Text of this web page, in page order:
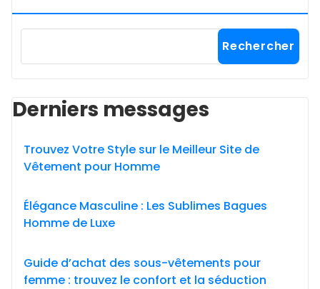
Rechercher
Derniers messages
Trouvez Votre Style sur le Meilleur Site de
Vêtement pour Homme
Élégance Masculine : Les Sublimes Bagues
Homme de Luxe
Guide d’achat des sous-vêtements pour
femme : trouvez le confort et la séduction